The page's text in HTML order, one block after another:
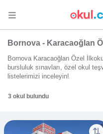
Bornova - Karacaoğlan
Bornova Karacaoğlan Özel
bursluluk sınavları, özel okul
listelerimizi inceleyin!
3 okul bulundu